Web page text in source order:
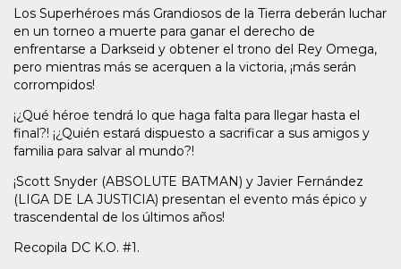
Los Superhéroes más Grandiosos de la Tierra deberán luchar
en un torneo a muerte para ganar el derecho de
enfrentarse a Darkseid y obtener el trono del Rey Omega,
pero mientras más se acerquen a la victoria, ¡más serán
corrompidos!
¡¿Qué héroe tendrá lo que haga falta para llegar hasta el
final?! ¡¿Quién estará dispuesto a sacrificar a sus amigos y
familia para salvar al mundo?!
¡Scott Snyder (ABSOLUTE BATMAN) y Javier Fernández
(LIGA DE LA JUSTICIA) presentan el evento más épico y
trascendental de los últimos años!
Recopila DC K.O. #1.